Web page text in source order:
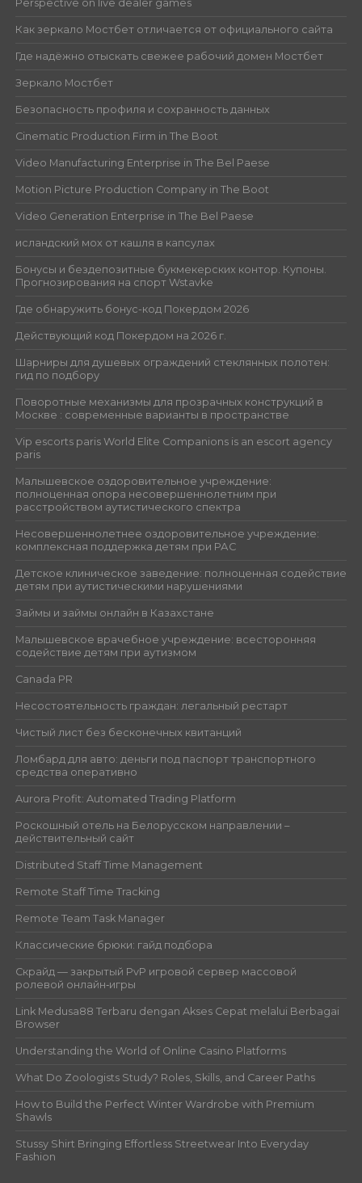
Perspective on live dealer games
Как зеркало Мостбет отличается от официального сайта
Где надёжно отыскать свежее рабочий домен Мостбет
Зеркало Мостбет
Безопасность профиля и сохранность данных
Cinematic Production Firm in The Boot
Video Manufacturing Enterprise in The Bel Paese
Motion Picture Production Company in The Boot
Video Generation Enterprise in The Bel Paese
исландский мох от кашля в капсулах
Бонусы и бездепозитные букмекерских контор. Купоны.
Прогнозирования на спорт Wstavke
Где обнаружить бонус-код Покердом 2026
Действующий код Покердом на 2026 г.
Шарниры для душевых ограждений стеклянных полотен:
гид по подбору
Поворотные механизмы для прозрачных конструкций в
Москве : современные варианты в пространстве
Vip escorts paris World Elite Companions is an escort agency
paris
Малышевское оздоровительное учреждение:
полноценная опора несовершеннолетним при
расстройством аутистического спектра
Несовершеннолетнее оздоровительное учреждение:
комплексная поддержка детям при РАС
Детское клиническое заведение: полноценная содействие
детям при аутистическими нарушениями
Займы и займы онлайн в Казахстане
Малышевское врачебное учреждение: всесторонняя
содействие детям при аутизмом
Canada PR
Несостоятельность граждан: легальный рестарт
Чистый лист без бесконечных квитанций
Ломбард для авто: деньги под паспорт транспортного
средства оперативно
Aurora Profit: Automated Trading Platform
Роскошный отель на Белорусском направлении –
действительный сайт
Distributed Staff Time Management
Remote Staff Time Tracking
Remote Team Task Manager
Классические брюки: гайд подбора
Скрайд — закрытый PvP игровой сервер массовой
ролевой онлайн‑игры
Link Medusa88 Terbaru dengan Akses Cepat melalui Berbagai
Browser
Understanding the World of Online Casino Platforms
What Do Zoologists Study? Roles, Skills, and Career Paths
How to Build the Perfect Winter Wardrobe with Premium
Shawls
Stussy Shirt Bringing Effortless Streetwear Into Everyday
Fashion